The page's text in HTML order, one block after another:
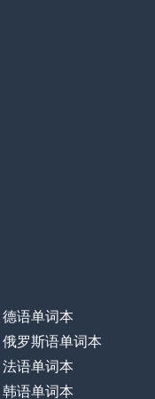
德语单词本
俄罗斯语单词本
法语单词本
韩语单词本